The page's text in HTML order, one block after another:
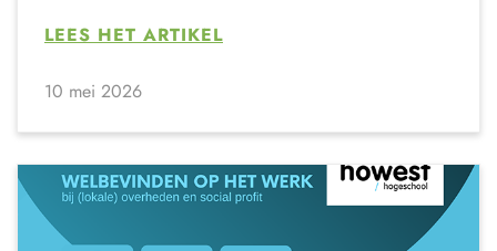
LEES HET ARTIKEL
10 mei 2026